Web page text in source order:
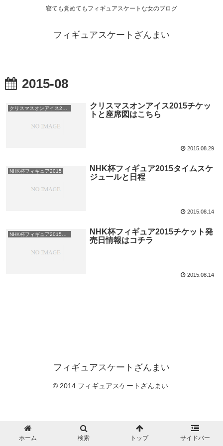
寝ても覚めてもフィギュアスケートな女のブログ
フィギュアスケートざんまい
2015-08
クリスマスオンアイス2015チケッ
トと座席図はこちら
2015.08.29
NHK杯フィギュア2015
NHK杯フィギュア2015タイムスケ
ジュールと日程
2015.08.14
NHK杯フィギュア2015チケット発
売日情報はコチラ
2015.08.14
フィギュアスケートざんまい
© 2014 フィギュアスケートざんまい.
ホーム 検索 トップ サイドバー